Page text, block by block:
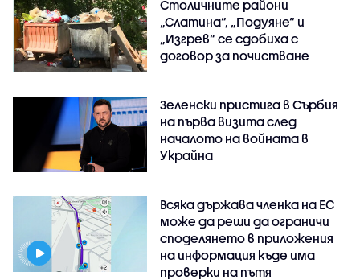
Столичните райони
„Слатина“, „Подуяне“ и
„Изгрев“ се сдобиха с
договор за почистване
Зеленски пристига в Сърбия
на първа визита след
началото на войната в
Украйна
Всяка държава членка на ЕС
може да реши да ограничи
споделянето в приложения
на информация къде има
проверки на пътя